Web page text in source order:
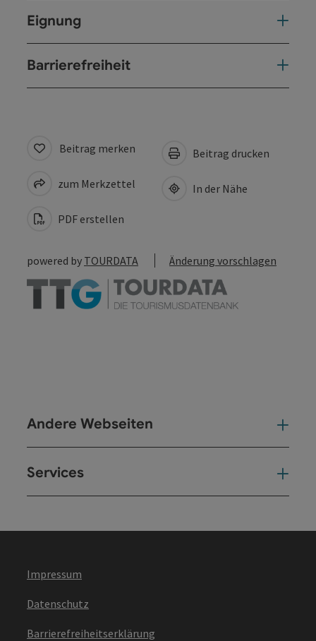
Eignung
Barrierefreiheit
Beitrag merken
zum Merkzettel
PDF erstellen
Beitrag drucken
In der Nähe
powered by TOURDATA Änderung vorschlagen
Andere Webseiten
Services
Impressum
Datenschutz
Barrierefreiheitserklärung